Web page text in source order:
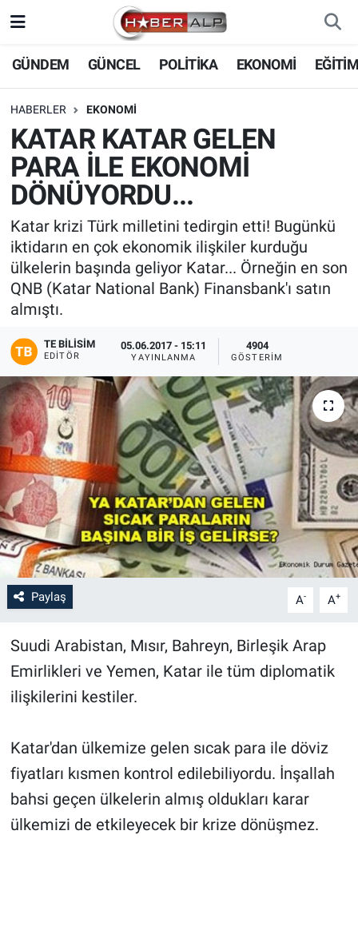
GÜNDEM GÜNCEL POLİTİKA EKONOMİ
HABERLER EKONOMİ
KATAR KATAR GELEN
PARA İLE EKONOMİ
DÖNÜYORDU...
Katar krizi Türk milletini tedirgin etti! Bugünkü
iktidarın en çok ekonomik ilişkiler kurduğu
ülkelerin başında geliyor Katar... Örneğin en son
QNB (Katar National Bank) Finansbank'ı satın
almıştı.
TE BILISIM
EDITÖR
05.06.2017 - 15:11
YAYINLANMA
4904
GÖSTERIM
Paylaş A- A+
Suudi Arabistan, Mısır, Bahreyn, Birleşik Arap
Emirlikleri ve Yemen, Katar ile tüm diplomatik
ilişkilerini kestiler.
Katar'dan ülkemize gelen sıcak para ile döviz
fiyatları kısmen kontrol edilebiliyordu. İnşallah
bahsi geçen ülkelerin almış oldukları karar
ülkemizi de etkileyecek bir krize dönüşmez.
Nöbetçi Eczaneler
Hava Durumu
Trafik Durumu
Süper Lig Puan Durumu ve Fikstür
Tüm Manşetler
Son Dakika Haberleri
Haber Arşivi